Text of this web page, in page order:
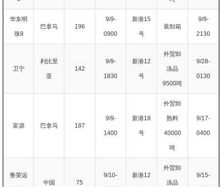
华东明
珠8
巴拿马 196
9/9-
0900
新港15
号
装卸箱
9/9-
2130
卫宁
利比里
亚
142
9/9-
1830
新港12
号
外贸卸
冻品
9500吨
9/28-
0130
富源 巴拿马 187
9/9-
1400
新港18
号
外贸卸
熟料
40000
吨
9/17-
0400
鲁荣远
中国 75
9/10- 新港12
外贸卸
冻品
9/15-